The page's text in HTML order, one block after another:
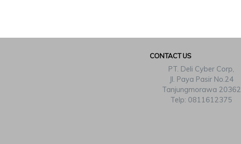
CONTACT US
PT. Deli Cyber Corp,
Jl. Paya Pasir No.24
Tanjungmorawa 20362
Telp: 0811612375